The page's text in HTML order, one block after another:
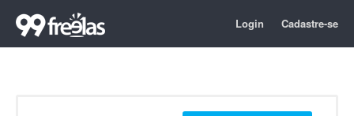
Login Cadastre-se